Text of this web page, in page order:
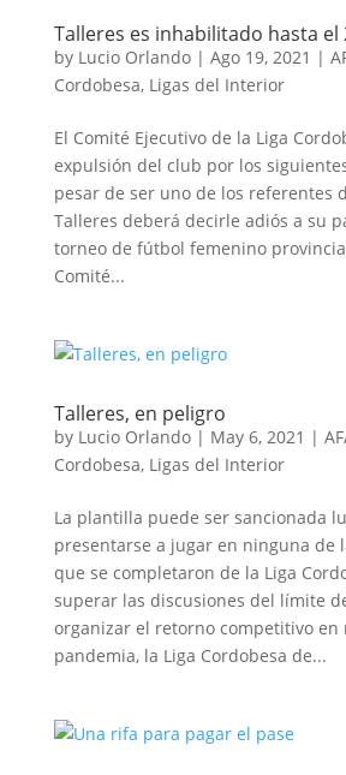
Talleres es inhabilitado hasta el
by Lucio Orlando| Ago 19, 2021 |
Cordobesa, Ligas del Interior
El Comité Ejecutivo de la Liga
expulsión del club por los
pesar de ser uno de los referentes
Talleres deberá decirle adiós a su
torneo de fútbol femenino
Comité...
Talleres, en peligro
by Lucio Orlando| May 6, 2021 |
Cordobesa, Ligas del Interior
La plantilla puede ser sancionada
presentarse a jugar en ninguna de
que se completaron de la Liga
superar las discusiones del límite
organizar el retorno competitivo en
pandemia, la Liga Cordobesa de...